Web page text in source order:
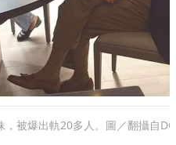
，被爆出軌20多人。圖／翻攝自